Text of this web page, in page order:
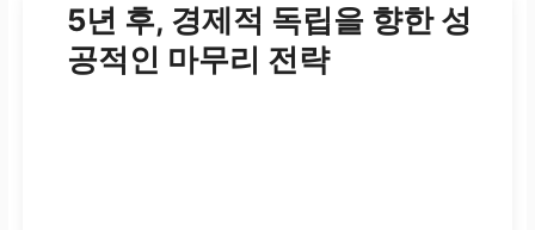
5년 후, 경제적 독립을 향한 성
공적인 마무리 전략